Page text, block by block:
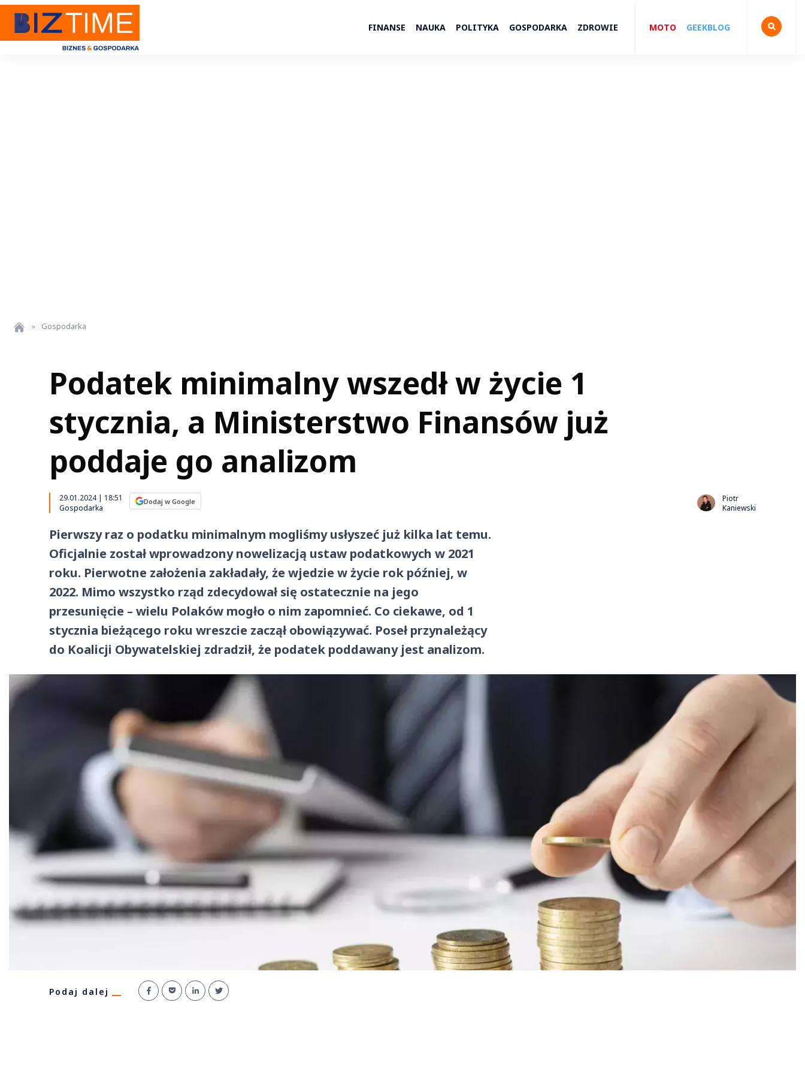
FINANSE NAUKA POLITYKA GOSPODARKA ZDROWIE MOTO GEEKBLOG
» Gospodarka
Podatek minimalny wszedł w życie 1
stycznia, a Ministerstwo Finansów już
poddaje go analizom
29.01.2024 | 18:51
Gospodarka
Dodaj w Google
Piotr
Kaniewski
Pierwszy raz o podatku minimalnym mogliśmy usłyszeć już kilka lat temu.
Oficjalnie został wprowadzony nowelizacją ustaw podatkowych w 2021
roku. Pierwotne założenia zakładały, że wjedzie w życie rok później, w
2022. Mimo wszystko rząd zdecydował się ostatecznie na jego
przesunięcie – wielu Polaków mogło o nim zapomnieć. Co ciekawe, od 1
stycznia bieżącego roku wreszcie zaczął obowiązywać. Poseł przynależący
do Koalicji Obywatelskiej zdradził, że podatek poddawany jest analizom.
Podaj dalej